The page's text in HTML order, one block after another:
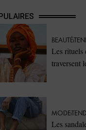
BEAUTÉ
Les rituels
traversent
MODE
Les